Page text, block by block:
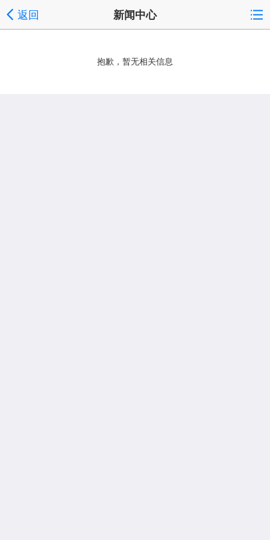
返回 新闻中心
抱歉，暂无相关信息